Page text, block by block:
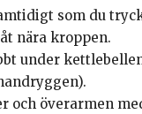
som du
nära kroppen.
under
överarmen